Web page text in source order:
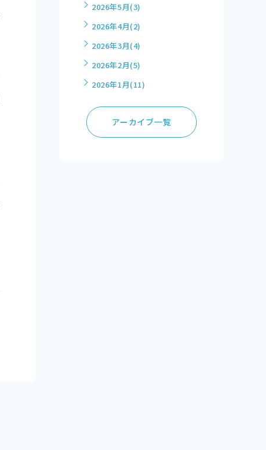
2026年5月(3)
2026年4月(2)
2026年3月(4)
2026年2月(5)
2026年1月(11)
アーカイブ一覧